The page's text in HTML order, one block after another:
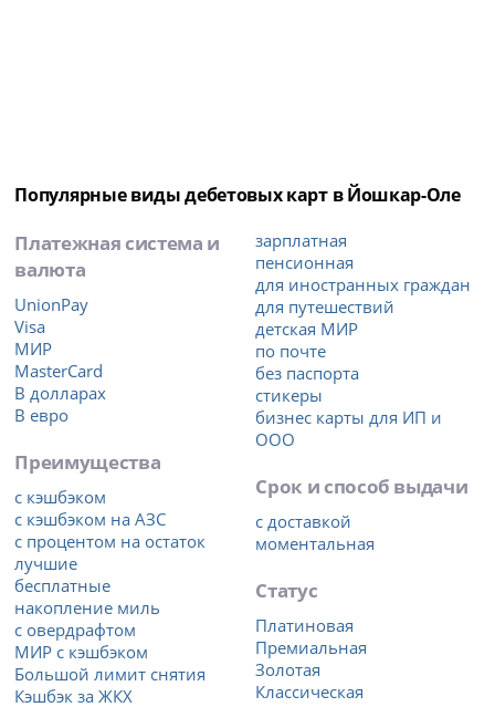
Популярные виды дебетовых карт в Йошкар-Оле
Платежная система и
валюта
UnionPay
Visa
МИР
MasterCard
В долларах
В евро
Преимущества
с кэшбэком
с кэшбэком на АЗС
с процентом на остаток
лучшие
бесплатные
накопление миль
с овердрафтом
МИР с кэшбэком
Большой лимит снятия
Кэшбэк за ЖКХ
зарплатная
пенсионная
для иностранных граждан
для путешествий
детская МИР
по почте
без паспорта
стикеры
бизнес карты для ИП и
ООО
Срок и способ выдачи
с доставкой
моментальная
Статус
Платиновая
Премиальная
Золотая
Классическая